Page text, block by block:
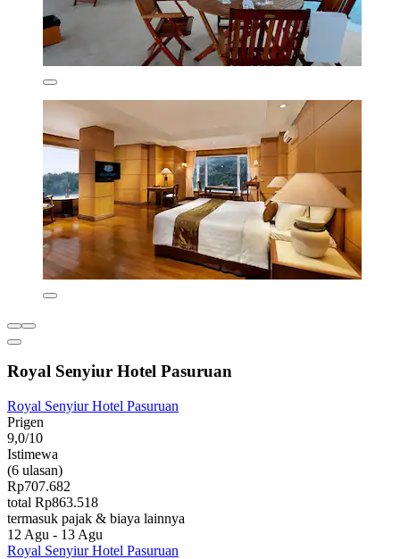
Royal Senyiur Hotel Pasuruan
Royal Senyiur Hotel Pasuruan
Prigen
9,0/10
Istimewa
(6 ulasan)
Rp707.682
total Rp863.518
termasuk pajak & biaya lainnya
12 Agu - 13 Agu
Royal Senyiur Hotel Pasuruan